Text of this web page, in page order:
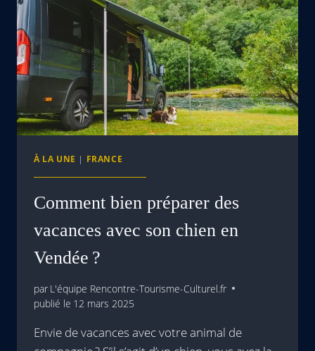
À LA UNE | FRANCE
Comment bien préparer des
vacances avec son chien en
Vendée ?
par L'équipe Rencontre-Tourisme-Culturel.fr
publié le 12 mars 2025
Envie de vacances avec votre animal de